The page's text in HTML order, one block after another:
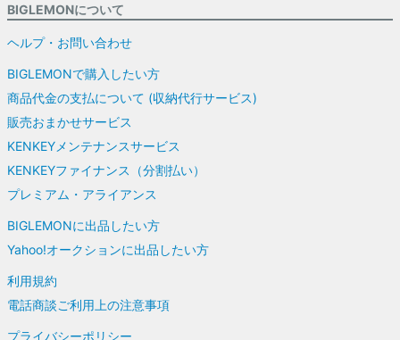
BIGLEMONについて
ヘルプ・お問い合わせ
BIGLEMONで購入したい方
商品代金の支払について (収納代行サービス)
販売おまかせサービス
KENKEYメンテナンスサービス
KENKEYファイナンス（分割払い）
プレミアム・アライアンス
BIGLEMONに出品したい方
Yahoo!オークションに出品したい方
利用規約
電話商談ご利用上の注意事項
プライバシーポリシー